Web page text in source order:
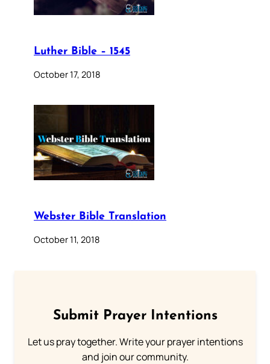
Luther Bible – 1545
October 17, 2018
Webster Bible Translation
October 11, 2018
Submit Prayer Intentions
Let us pray together. Write your prayer intentions
and join our community.